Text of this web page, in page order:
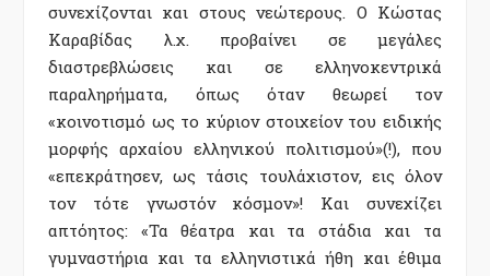
συνεχίζονται και στους νεώτερους. Ο Κώστας
Καραβίδας λ.χ. προβαίνει σε μεγάλες
διαστρεβλώσεις και σε ελληνοκεντρικά
παραληρήματα, όπως όταν θεωρεί τον
«κοινοτισμό ως το κύριον στοιχείον του ειδικής
μορφής αρχαίου ελληνικού πολιτισμού»(!), που
«επεκράτησεν, ως τάσις τουλάχιστον, εις όλον
τον τότε γνωστόν κόσμον»! Και συνεχίζει
απτόητος: «Τα θέατρα και τα στάδια και τα
γυμναστήρια και τα ελληνιστικά ήθη και έθιμα